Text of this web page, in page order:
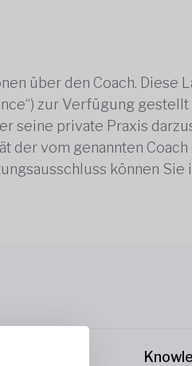
über den Coach.
zur Verfügung
seine private Praxis
der vom genannten
können